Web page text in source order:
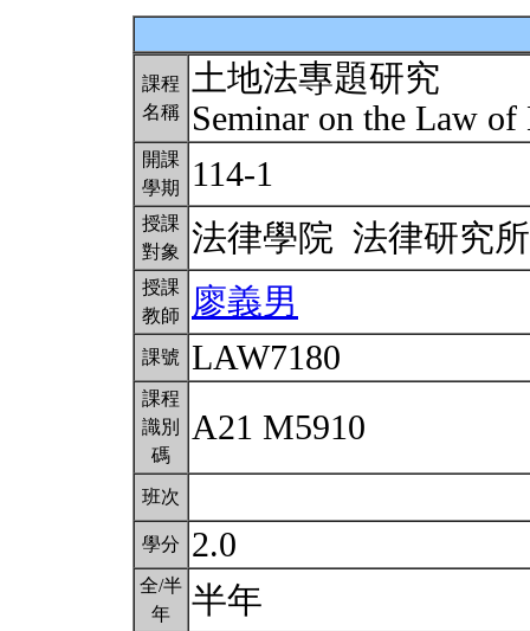
課程
名稱
土地法專題研究
Seminar on the Law
開課
學期
114-1
授課
對象
法律學院 法律研究
授課
教師
廖義男
課號 LAW7180
課程
識別
碼
A21 M5910
班次
學分 2.0
全/半
年
半年